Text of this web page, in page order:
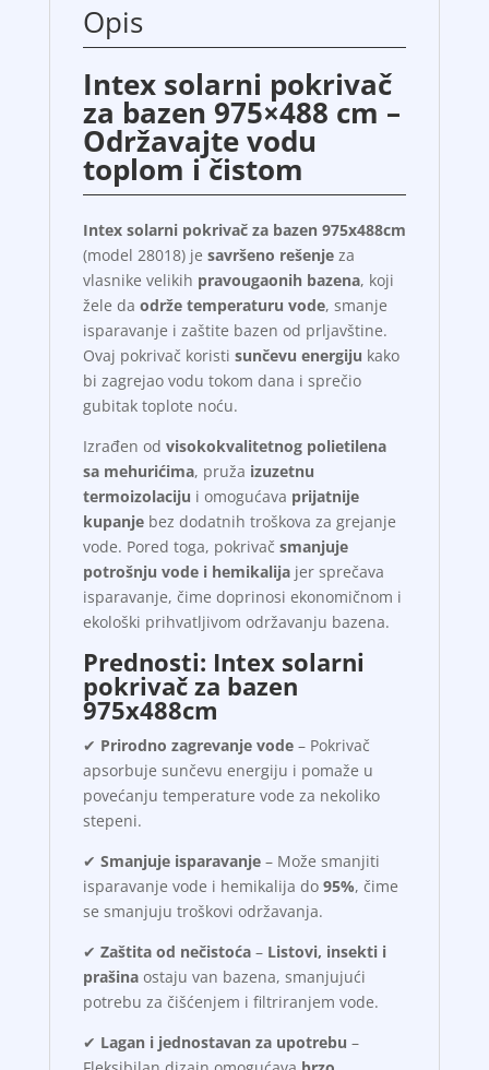
Opis
Intex solarni pokrivač
za bazen 975×488 cm –
Održavajte vodu
toplom i čistom
Intex solarni pokrivač za bazen 975x488cm
(model 28018) je savršeno rešenjeza
vlasnike velikih pravougaonih bazena, koji
žele da održe temperaturu vode, smanje
isparavanje i zaštite bazen od prljavštine.
Ovaj pokrivač koristi sunčevu energiju kako
bi zagrejao vodu tokom dana i sprečio
gubitak toplote noću.
Izrađen od visokokvalitetnog polietilena
sa mehurićima, pruža izuzetnu
termoizolaciju i omogućava prijatnije
kupanjebez dodatnih troškova za grejanje
vode. Pored toga, pokrivač smanjuje
potrošnju vode i hemikalijajer sprečava
isparavanje, čime doprinosi ekonomičnom i
ekološki prihvatljivom održavanju bazena.
Prednosti: Intex solarni
pokrivač za bazen
975x488cm
✔ Prirodno zagrevanje vode– Pokrivač
apsorbuje sunčevu energiju i pomaže u
povećanju temperature vode za nekoliko
stepeni.
✔ Smanjuje isparavanje– Može smanjiti
isparavanje vode i hemikalija do 95%, čime
se smanjuju troškovi održavanja.
✔ Zaštita od nečistoća– Listovi, insekti i
prašinaostaju van bazena, smanjujući
potrebu za čišćenjem i filtriranjem vode.
✔ Lagan i jednostavan za upotrebu –